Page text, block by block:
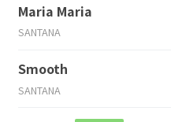
Maria Maria
SANTANA
Smooth
SANTANA